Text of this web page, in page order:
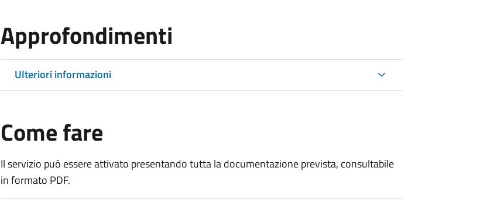
Approfondimenti
Ulteriori informazioni
Come fare
Il servizio può essere attivato presentando tutta la documentazione prevista, consultabile
in formato PDF.